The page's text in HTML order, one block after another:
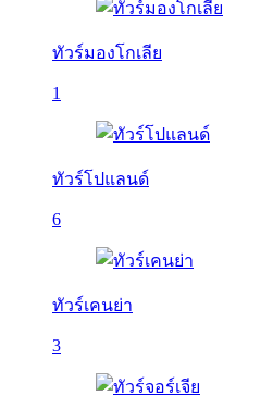
ทัวร์มองโกเลีย
1
ทัวร์โปแลนด์
6
ทัวร์เคนย่า
3